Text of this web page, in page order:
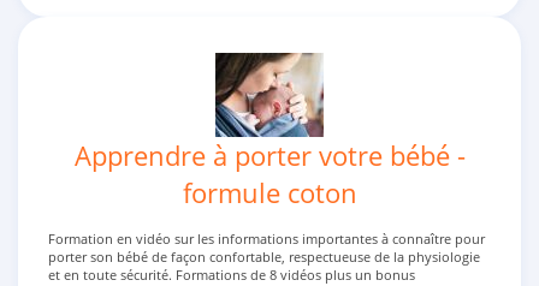
Apprendre à porter votre bébé -
formule coton
Formation en vidéo sur les informations importantes à connaître pour
porter son bébé de façon confortable, respectueuse de la physiologie
et en toute sécurité. Formations de 8 vidéos plus un bonus